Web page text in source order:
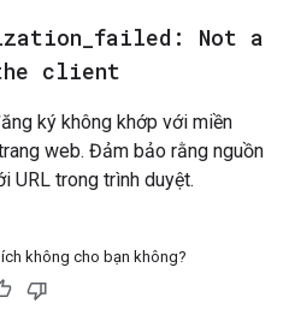
failed: Not a
client
ký không khớp với miền
web. Đảm bảo rằng nguồn
URL trong trình duyệt.
không cho bạn không?